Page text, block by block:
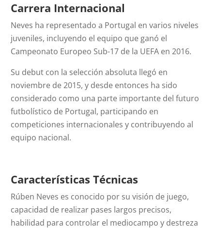
Carrera Internacional
Neves ha representado a Portugal en varios niveles
juveniles, incluyendo el equipo que ganó el
Campeonato Europeo Sub-17 de la UEFA en 2016.
Su debut con la selección absoluta llegó en
noviembre de 2015, y desde entonces ha sido
considerado como una parte importante del futuro
futbolístico de Portugal, participando en
competiciones internacionales y contribuyendo al
equipo nacional.
Características Técnicas
Rúben Neves es conocido por su visión de juego,
capacidad de realizar pases largos precisos,
habilidad para controlar el mediocampo y destreza